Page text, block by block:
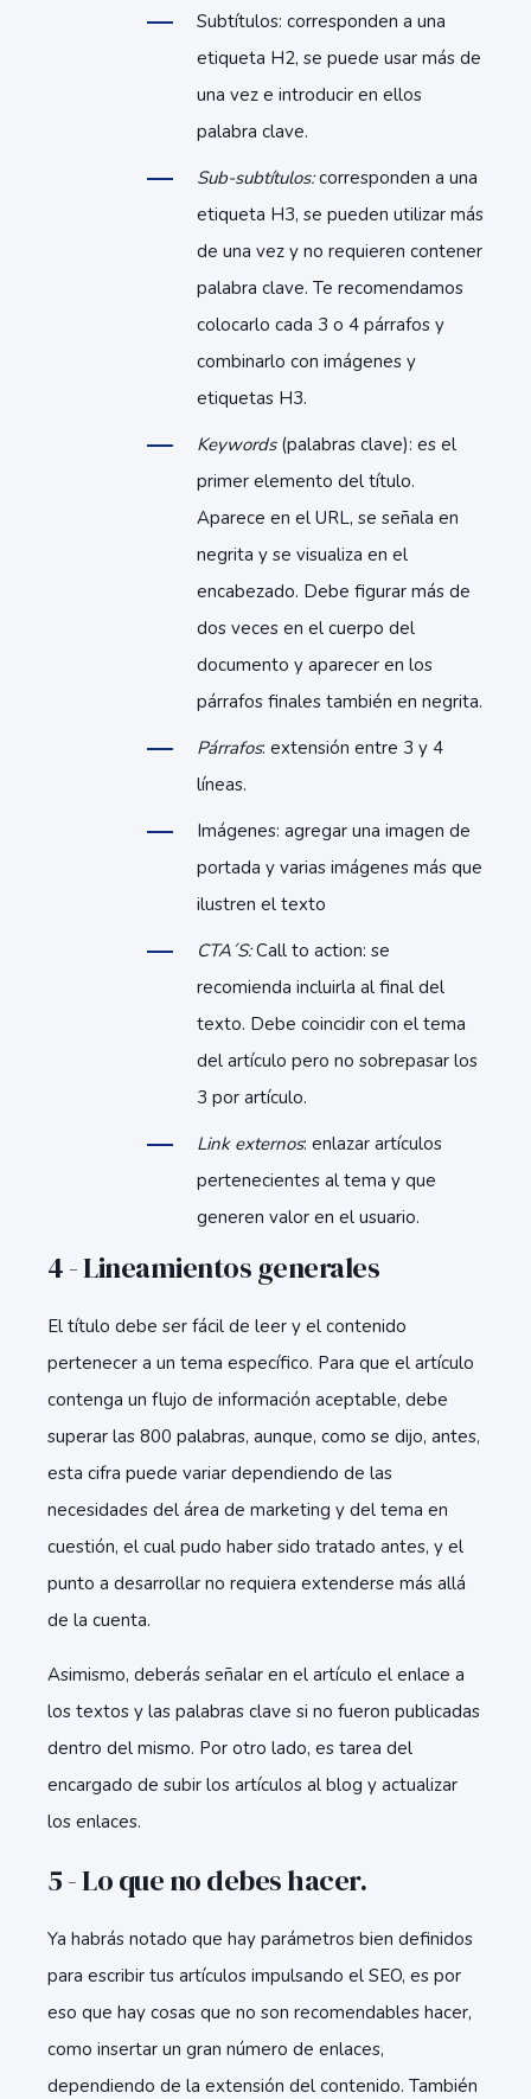
Subtítulos: corresponden a una
etiqueta H2, se puede usar más de
una vez e introducir en ellos
palabra clave.
Sub-subtítulos:corresponden a una
etiqueta H3, se pueden utilizar más
de una vez y no requieren contener
palabra clave. Te recomendamos
colocarlo cada 3 o 4 párrafos y
combinarlo con imágenes y
etiquetas H3.
Keywords (palabras clave): es el
primer elemento del título.
Aparece en el URL, se señala en
negrita y se visualiza en el
encabezado. Debe figurar más de
dos veces en el cuerpo del
documento y aparecer en los
párrafos finales también en negrita.
Párrafos: extensión entre 3 y 4
líneas.
Imágenes: agregar una imagen de
portada y varias imágenes más que
ilustren el texto
CTA´S:Call to action: se
recomienda incluirla al final del
texto. Debe coincidir con el tema
del artículo pero no sobrepasar los
3 por artículo.
Link externos: enlazar artículos
pertenecientes al tema y que
generen valor en el usuario.
4 - Lineamientos generales
El título debe ser fácil de leer y el contenido
pertenecer a un tema específico. Para que el artículo
contenga un flujo de información aceptable, debe
superar las 800 palabras, aunque, como se dijo, antes,
esta cifra puede variar dependiendo de las
necesidades del área de marketing y del tema en
cuestión, el cual pudo haber sido tratado antes, y el
punto a desarrollar no requiera extenderse más allá
de la cuenta.
Asimismo, deberás señalar en el artículo el enlace a
los textos y las palabras clave si no fueron publicadas
dentro del mismo. Por otro lado, es tarea del
encargado de subir los artículos al blog y actualizar
los enlaces.
5 - Lo que no debes hacer.
Ya habrás notado que hay parámetros bien definidos
para escribir tus artículos impulsando el SEO, es por
eso que hay cosas que no son recomendables hacer,
como insertar un gran número de enlaces,
dependiendo de la extensión del contenido. También